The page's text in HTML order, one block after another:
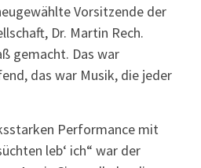
Vorsitzende der
Dr. Martin Rech.
gemacht. Das war
das war Musik, die jeder
Performance mit
leb‘ ich“ war der